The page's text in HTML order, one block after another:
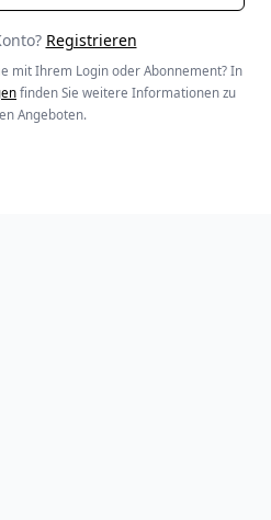
Registrieren
mit Ihrem Login oder Abonnement? In
finden Sie weitere Informationen zu
Angeboten.